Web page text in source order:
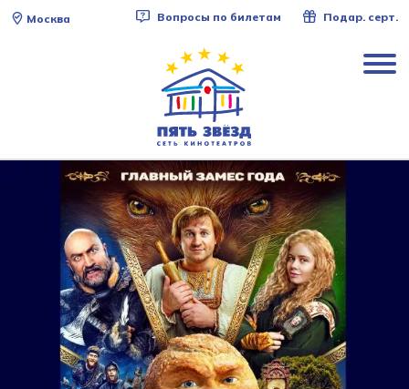
Москва Вопросы по билетам Подар. серт.